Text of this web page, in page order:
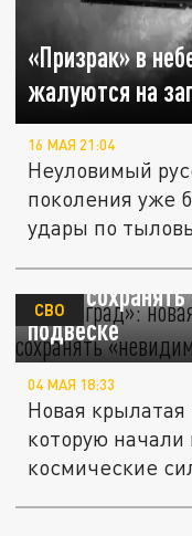
«Призрак» в
жалуются на
16 МАЯ 21:04
Неуловимый
поколения уже
удары по
«Царьград»:
Су-57
подвеске
СВО
04 МАЯ 18:33
Новая
которую
космические